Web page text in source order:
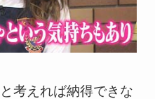
考えれば納得できな